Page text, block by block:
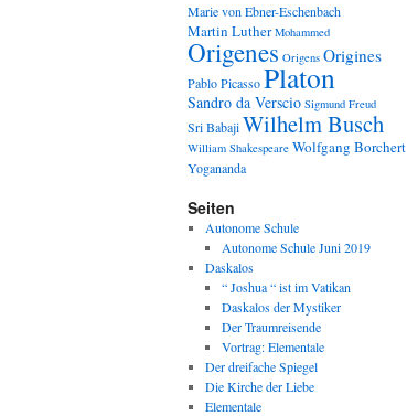
Marie von Ebner-Eschenbach
Martin Luther Mohammed
Origenes Origens Origines
Pablo PicassoPlaton
Sandro da Verscio Sigmund Freud
Sri BabajiWilhelm Busch
William Shakespeare Wolfgang Borchert
Yogananda
Seiten
Autonome Schule
Autonome Schule Juni 2019
Daskalos
“ Joshua “ ist im Vatikan
Daskalos der Mystiker
Der Traumreisende
Vortrag: Elementale
Der dreifache Spiegel
Die Kirche der Liebe
Elementale